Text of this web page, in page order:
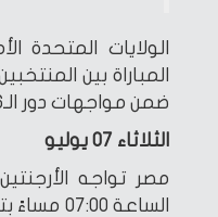
الولايات المتحدة
ضمن مواجهات دور الـ16، على ستاد «سياتل».
الثلاثاء 07 يوليو
مصر تواجه
الساعة